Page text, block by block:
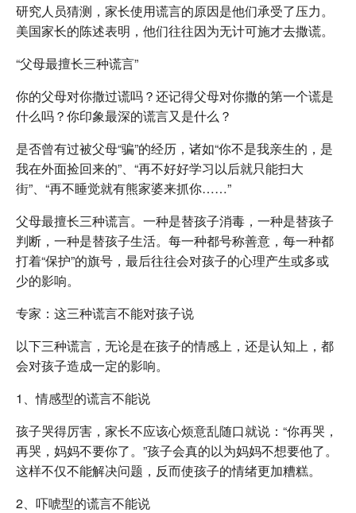
研究人员猜测，家长使用谎言的原因是他们承受了压力。
美国家长的陈述表明，他们往往因为无计可施才去撒谎。
“父母最擅长三种谎言”
你的父母对你撒过谎吗？还记得父母对你撒的第一个谎是
什么吗？你印象最深的谎言又是什么？
是否曾有过被父母“骗”的经历，诸如“你不是我亲生的，是
我在外面捡回来的”、“再不好好学习以后就只能扫大
街”、“再不睡觉就有熊家婆来抓你……”
父母最擅长三种谎言。一种是替孩子消毒，一种是替孩子
判断，一种是替孩子生活。每一种都号称善意，每一种都
打着“保护”的旗号，最后往往会对孩子的心理产生或多或
少的影响。
专家：这三种谎言不能对孩子说
以下三种谎言，无论是在孩子的情感上，还是认知上，都
会对孩子造成一定的影响。
1、情感型的谎言不能说
孩子哭得厉害，家长不应该心烦意乱随口就说：“你再哭，
再哭，妈妈不要你了。”孩子会真的以为妈妈不想要他了。
这样不仅不能解决问题，反而使孩子的情绪更加糟糕。
2、吓唬型的谎言不能说